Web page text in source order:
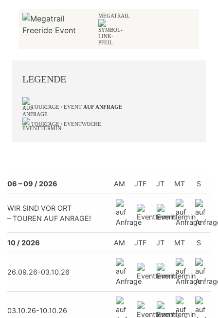
MEGATRAIL
LEGENDE
TOURTAGE / EVENT AUF ANFRAGE
TOURTAGE / EVENTWOCHE
06 – 09 / 2026 AM JTF JT MT S
WIR SIND VOR ORT
– TOUREN AUF ANRAGE!
10 / 2026 AM JTF JT MT S
26.09.26-03.10.26
03.10.26-10.10.26